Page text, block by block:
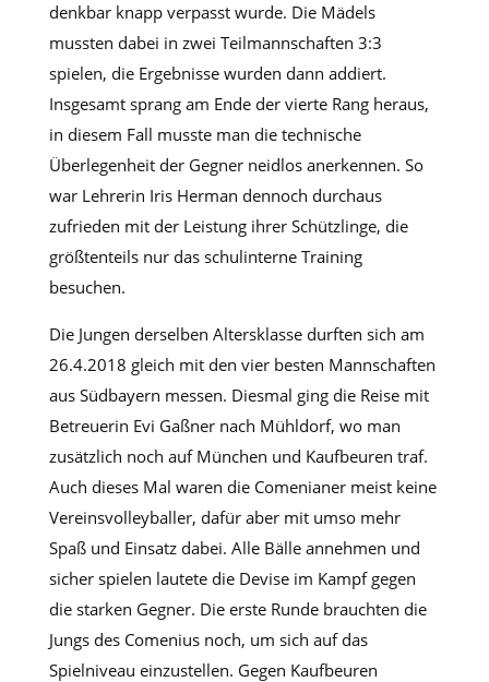
denkbar knapp verpasst wurde. Die Mädels
mussten dabei in zwei Teilmannschaften 3:3
spielen, die Ergebnisse wurden dann addiert.
Insgesamt sprang am Ende der vierte Rang heraus,
in diesem Fall musste man die technische
Überlegenheit der Gegner neidlos anerkennen. So
war Lehrerin Iris Herman dennoch durchaus
zufrieden mit der Leistung ihrer Schützlinge, die
größtenteils nur das schulinterne Training
besuchen.
Die Jungen derselben Altersklasse durften sich am
26.4.2018 gleich mit den vier besten Mannschaften
aus Südbayern messen. Diesmal ging die Reise mit
Betreuerin Evi Gaßner nach Mühldorf, wo man
zusätzlich noch auf München und Kaufbeuren traf.
Auch dieses Mal waren die Comenianer meist keine
Vereinsvolleyballer, dafür aber mit umso mehr
Spaß und Einsatz dabei. Alle Bälle annehmen und
sicher spielen lautete die Devise im Kampf gegen
die starken Gegner. Die erste Runde brauchten die
Jungs des Comenius noch, um sich auf das
Spielniveau einzustellen. Gegen Kaufbeuren